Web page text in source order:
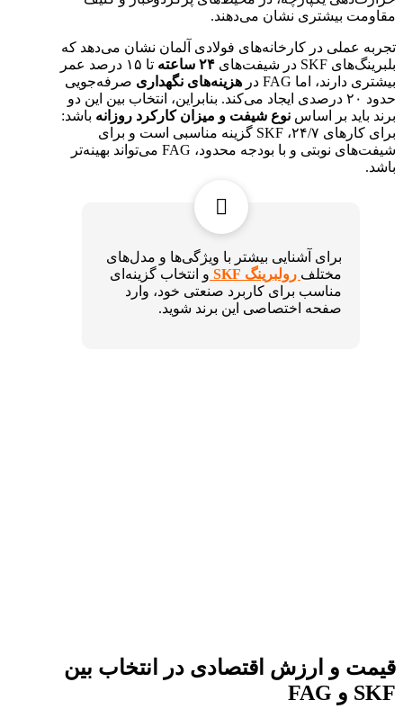
مقاومت بیشتری نشان می‌دهند.
تجربه عملی در کارخانه‌های فولادی آلمان نشان می‌دهد که
بلبرینگ‌های SKF در شیفت‌های
۲۴ ساعته
تا ۱۵ درصد عمر
بیشتری دارند، اما FAG در
هزینه‌های نگهداری صرفه‌جویی
حدود ۲۰ درصدی ایجاد می‌کند. بنابراین، انتخاب بین این دو
برند باید بر اساس نوع شیفت و میزان کارکرد روزانه باشد:
برای کارهای ۲۴/۷، SKF گزینه مناسبی است و برای
شیفت‌های نوبتی و با بودجه محدود، FAG می‌تواند بهینه‌تر
باشد.
برای آشنایی بیشتر با ویژگی‌ها و مدل‌های
مختلف رولبرینگ SKF
و انتخاب گزینه‌ای
مناسب برای کاربرد صنعتی خود، وارد
صفحه اختصاصی این برند شوید.
قیمت و ارزش اقتصادی در انتخاب بین
SKF و FAG